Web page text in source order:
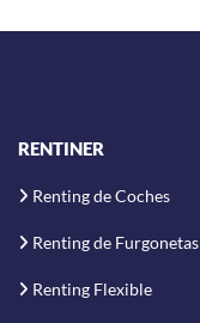
RENTINER
Renting de Coches
Renting de Furgonetas
Renting Flexible